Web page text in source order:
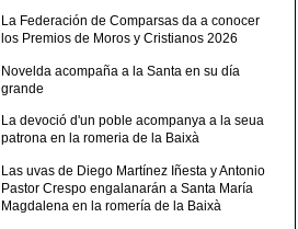
La Federación de Comparsas da a conocer
los Premios de Moros y Cristianos 2026
Novelda acompaña a la Santa en su día
grande
La devoció d'un poble acompanya a la seua
patrona en la romeria de la Baixà
Las uvas de Diego Martínez Iñesta y Antonio
Pastor Crespo engalanarán a Santa María
Magdalena en la romería de la Baixà